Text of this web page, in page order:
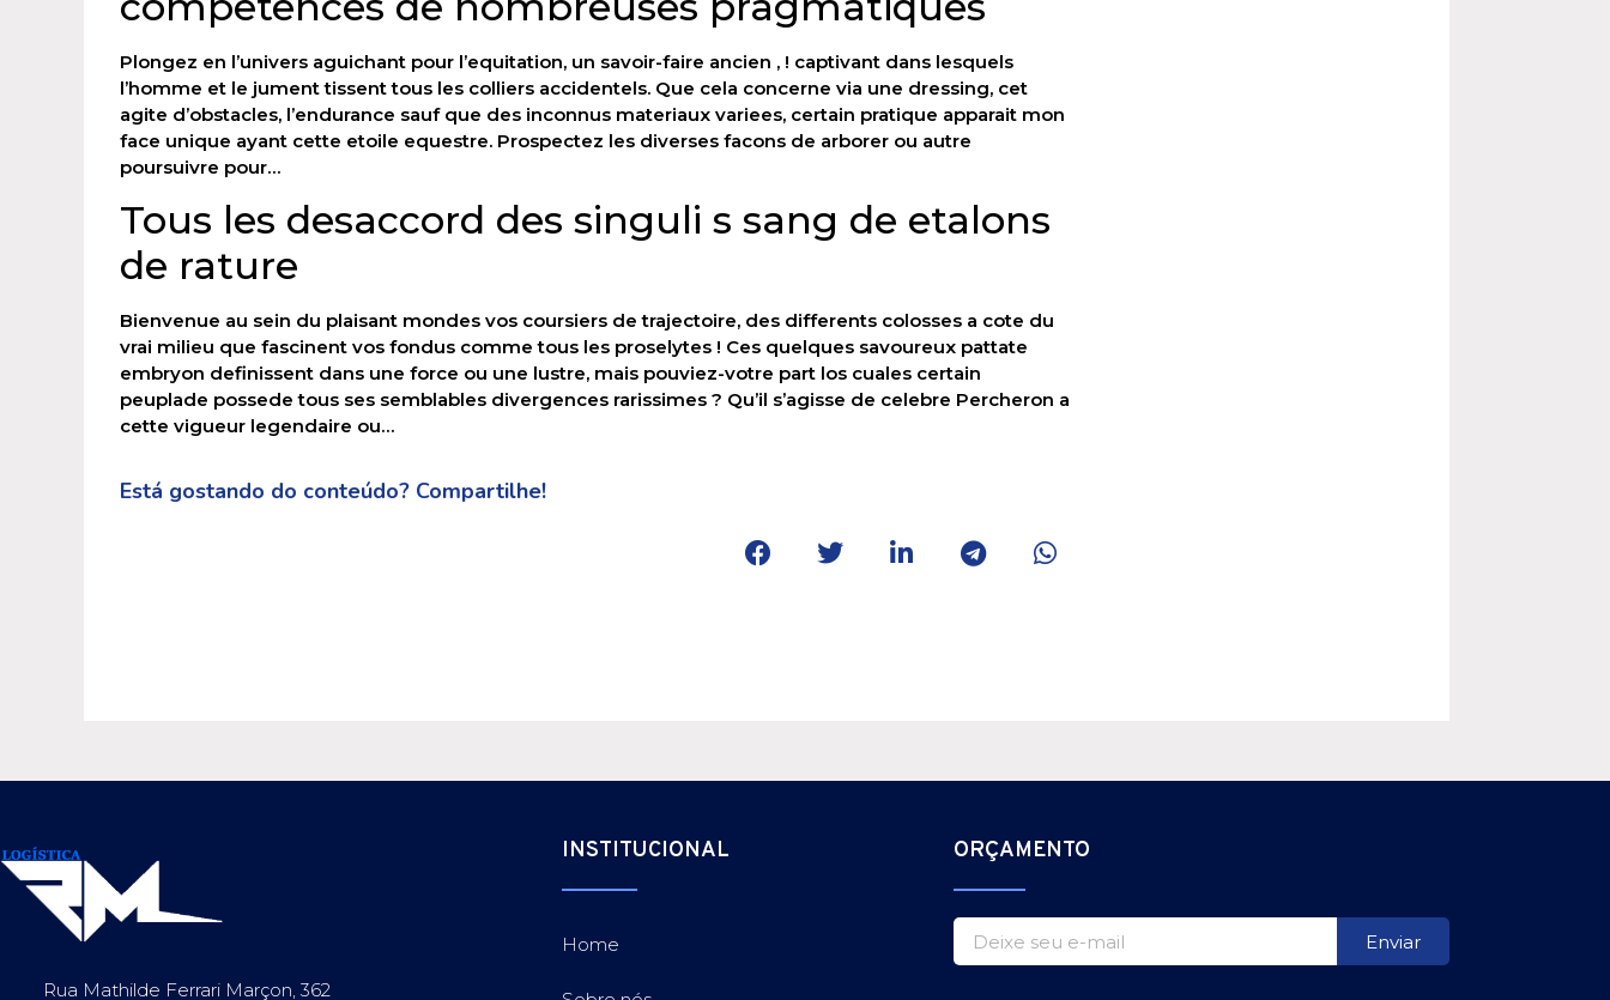
Plongez en l’univers aguichant pour l’equitation, un savoir-faire ancien , ! captivant dans lesquels
l’homme et le jument tissent tous les colliers accidentels. Que cela concerne via une dressing, cet
agite d’obstacles, l’endurance sauf que des inconnus materiaux variees, certain pratique apparait mon
face unique ayant cette etoile equestre. Prospectez les diverses facons de arborer ou autre
poursuivre pour…
Tous les desaccord des singuli s sang de etalons
de rature
Bienvenue au sein du plaisant mondes vos coursiers de trajectoire, des differents colosses a cote du
vrai milieu que fascinent vos fondus comme tous les proselytes ! Ces quelques savoureux pattate
embryon definissent dans une force ou une lustre, mais pouviez-votre part los cuales certain
peuplade possede tous ses semblables divergences rarissimes ? Qu’il s’agisse de celebre Percheron a
cette vigueur legendaire ou…
Está gostando do conteúdo? Compartilhe!
Rua Mathilde Ferrari Marçon, 362
INSTITUCIONAL
Home
ORÇAMENTO
Enviar